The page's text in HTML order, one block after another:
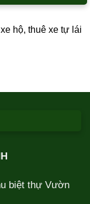
hộ, thuê xe tự lái
biệt thự Vườn